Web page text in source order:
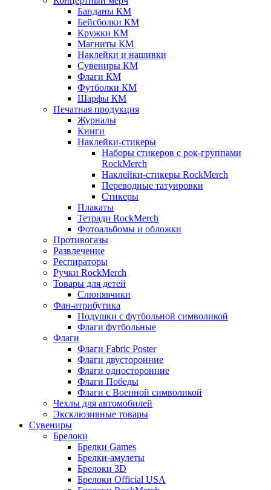
Банданы КМ
Бейсболки КМ
Кружки КМ
Магниты КМ
Наклейки и нашивки
Сувениры КМ
Флаги КМ
Футболки КМ
Шарфы КМ
Печатная продукция
Журналы
Книги
Наклейки-стикеры
Наборы стикеров с рок-группами
RockMerch
Наклейки-стикеры RockMerch
Переводные татуировки
Стикеры
Плакаты
Тетради RockMerch
Фотоальбомы и обложки
Противогазы
Развлечение
Респираторы
Ручки RockMerch
Товары для детей
Слюнявчики
Фан-атрибутика
Подушки с футбольной символикой
Флаги футбольные
Флаги
Флаги Fabric Poster
Флаги двусторонние
Флаги односторонние
Флаги Победы
Флаги с Военной символикой
Чехлы для автомобилей
Эксклюзивные товары
Сувениры
Брелоки
Брелки Games
Брелки-амулеты
Брелоки 3D
Брелоки Official USA